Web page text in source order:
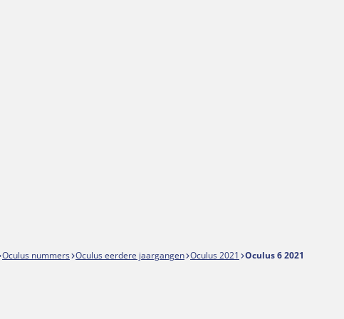
Oculus nummers Oculus eerdere jaargangen Oculus 2021 Oculus 6 2021